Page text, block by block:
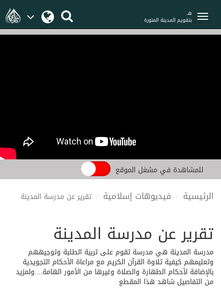
هـ
بتقويم المدينة المنورة
للمشاهدة في مشغل الموقع
الرئيسية فيديوهات إسلامية تقرير عن مدرسة المدينة
تقرير عن مدرسة المدينة
مدرسة المدينة هي مدرسة تقوم على تربية الطلبة وتوجيههم
وتعليمهم كيفية تلاوة القرآن الكريم مع مراعاة الأحكام التجويدية
بالإضافة لأحكام الطهارة والصلاة وغيرها من الأمور الهامة....ولمزيد
من التفاصيل شاهد هذا المقطع